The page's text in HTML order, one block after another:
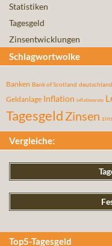
Statistiken
Tagesgeld
Zinsentwicklungen
Schlagwortwolke
Banken Bank of Scotland deutschland
Geldanlage Inflation inflationsrate
Tagesgeld Zinsen
Vergleiche:
Top5-Tagesgeld